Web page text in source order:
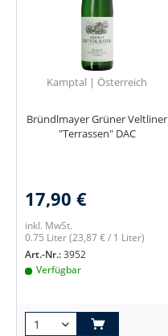
Kamptal | Österreich
Bründlmayer Grüner Veltliner
"Terrassen" DAC
17,90 €
inkl. MwSt.
0.75 Liter(23,87 € / 1 Liter)
Art.-Nr.:3952
Verfügbar